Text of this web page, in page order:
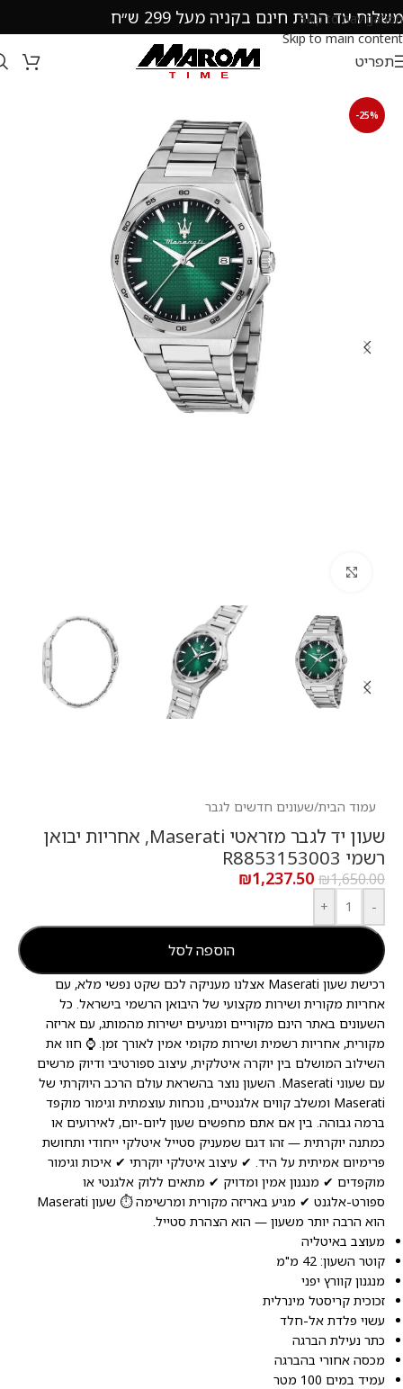
Skip to navigation
Skip to main content
משלוח עד הבית חינם בקניה מעל 299 ש״ח
תפריט
עמוד הבית/שעונים חדשים לגבר
שעון יד לגבר מזראטי Maserati, אחריות יבואן
רשמי R8853153003
₪1,650.00
₪1,237.50
-
+
הוספה לסל
רכישת שעון Maserati אצלנו מעניקה לכם שקט נפשי מלא, עם
אחריות מקורית ושירות מקצועי של היבואן הרשמי בישראל. כל
השעונים באתר הינם מקוריים ומגיעים ישירות מהמותג, עם אריזה
מקורית, אחריות רשמית ושירות מקומי אמין לאורך זמן. ⌚ חוו את
השילוב המושלם בין יוקרה איטלקית, עיצוב ספורטיבי ודיוק מרשים
עם שעוני Maserati. השעון נוצר בהשראת עולם הרכב היוקרתי של
Maserati ומשלב קווים אלגנטיים, נוכחות עוצמתית וגימור מוקפד
ברמה גבוהה. בין אם אתם מחפשים שעון ליום-יום, לאירועים או
כמתנה יוקרתית — זהו דגם שמעניק סטייל איטלקי ייחודי ותחושת
פרימיום אמיתית על היד. ✔ עיצוב איטלקי יוקרתי ✔ איכות וגימור
מוקפדים ✔ מנגנון אמין ומדויק ✔ מתאים ללוק אלגנטי או
ספורט-אלגנט ✔ מגיע באריזה מקורית ומרשימה ⏱️ שעון Maserati
הוא הרבה יותר משעון — הוא הצהרת סטייל.
מעוצב באיטליה
קוטר השעון: 42 מ"מ
מנגנון קוורץ יפני
זכוכית קריסטל מינרלית
עשוי פלדת אל-חלד
כתר נעילת הברגה
מכסה אחורי בהברגה
עמיד במים 100 מטר
-25%